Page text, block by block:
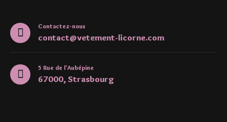
Contactez-nous
contact@vetement-licorne.com
5 Rue de l'Aubépine
67000, Strasbourg